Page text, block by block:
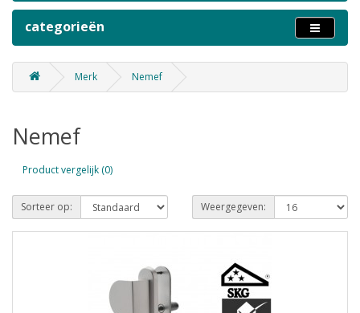
categorieën
Merk Nemef
Nemef
Product vergelijk (0)
Sorteer op: Weergegeven: